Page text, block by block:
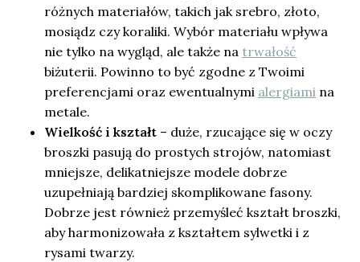
różnych materiałów, takich jak srebro, złoto,
mosiądz czy koraliki. Wybór materiału wpływa
nie tylko na wygląd, ale także na trwałość
biżuterii. Powinno to być zgodne z Twoimi
preferencjami oraz ewentualnymi alergiami na
metale.
Wielkość i kształt – duże, rzucające się w oczy
broszki pasują do prostych strojów, natomiast
mniejsze, delikatniejsze modele dobrze
uzupełniają bardziej skomplikowane fasony.
Dobrze jest również przemyśleć kształt broszki,
aby harmonizowała z kształtem sylwetki i z
rysami twarzy.